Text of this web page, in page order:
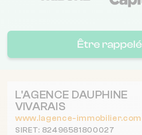
Être rappelé
L'AGENCE DAUPHINE
VIVARAIS
www.lagence-immobilier.com
SIRET: 82496581800027